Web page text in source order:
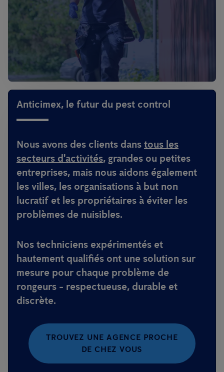
Anticimex, le futur du pest control
Nous avons des clients dans tous les
secteurs d'activités, grandes ou petites
entreprises, mais nous aidons également
les villes, les organisations à but non
lucratif et les propriétaires à éviter les
problèmes de nuisibles.
Nos techniciens expérimentés et
hautement qualifiés ont une solution sur
mesure pour chaque problème de
rongeurs - respectueuse, durable et
discrète.
TROUVEZ UNE AGENCE PROCHE
DE CHEZ VOUS